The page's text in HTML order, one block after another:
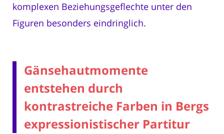
komplexen Beziehungsgeflechte unter den
Figuren besonders eindringlich.
Gänsehautmomente
entstehen durch
kontrastreiche Farben in Bergs
expressionistischer Partitur